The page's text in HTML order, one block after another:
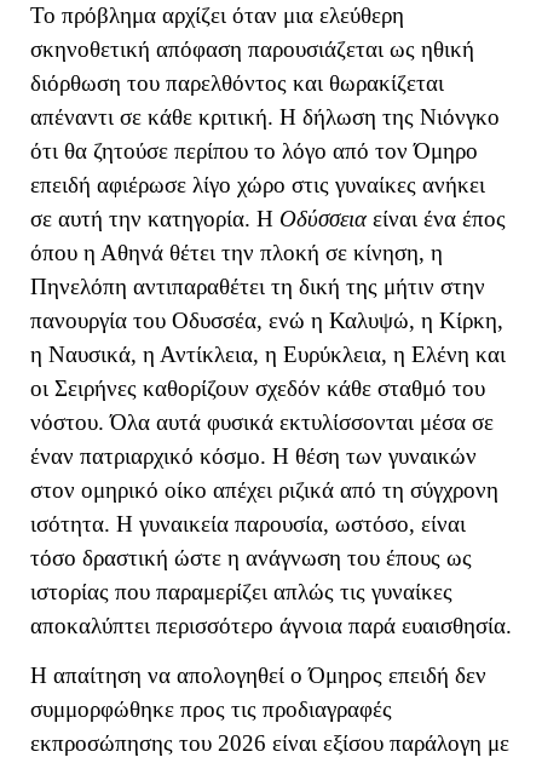
Το πρόβλημα αρχίζει όταν μια ελεύθερη
σκηνοθετική απόφαση παρουσιάζεται ως ηθική
διόρθωση του παρελθόντος και θωρακίζεται
απέναντι σε κάθε κριτική. Η δήλωση της Νιόνγκο
ότι θα ζητούσε περίπου το λόγο από τον Όμηρο
επειδή αφιέρωσε λίγο χώρο στις γυναίκες ανήκει
σε αυτή την κατηγορία. Η Οδύσσειαείναι ένα έπος
όπου η Αθηνά θέτει την πλοκή σε κίνηση, η
Πηνελόπη αντιπαραθέτει τη δική της μήτιν στην
πανουργία του Οδυσσέα, ενώ η Καλυψώ, η Κίρκη,
η Ναυσικά, η Αντίκλεια, η Ευρύκλεια, η Ελένη και
οι Σειρήνες καθορίζουν σχεδόν κάθε σταθμό του
νόστου. Όλα αυτά φυσικά εκτυλίσσονται μέσα σε
έναν πατριαρχικό κόσμο. Η θέση των γυναικών
στον ομηρικό οίκο απέχει ριζικά από τη σύγχρονη
ισότητα. Η γυναικεία παρουσία, ωστόσο, είναι
τόσο δραστική ώστε η ανάγνωση του έπους ως
ιστορίας που παραμερίζει απλώς τις γυναίκες
αποκαλύπτει περισσότερο άγνοια παρά ευαισθησία.
Η απαίτηση να απολογηθεί ο Όμηρος επειδή δεν
συμμορφώθηκε προς τις προδιαγραφές
εκπροσώπησης του 2026 είναι εξίσου παράλογη με